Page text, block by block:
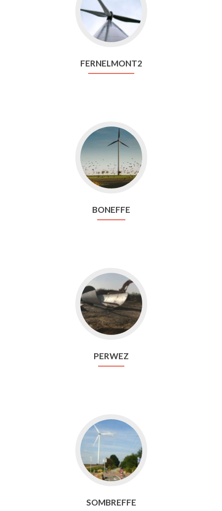
Fernelmont2
FERNELMONT2
Aller
vers
Boneffe
BONEFFE
Aller
vers
Perwez
PERWEZ
Aller
vers
Sombreffe
SOMBREFFE